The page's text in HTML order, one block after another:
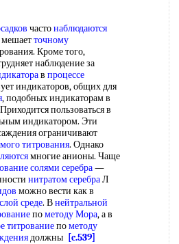
частонаблюдаются
мешаетточному
Кроме того,
наблюдение за
в процессе
индикаторов, общих для
, подобных индикаторам в
пользоваться в
индикатором. Эти
ограничивают
титрования. Однако
многие анионы. Чаще
солями серебра—
нитратом серебраЛ
можно вести как в
среде. Внейтральной
пометоду Мора, а в
титрованиепометоду
должны [c.539]